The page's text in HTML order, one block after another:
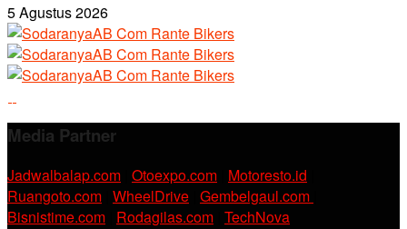
5 Agustus 2026
Media Partner
Jadwalbalap.com Otoexpo.com Motoresto.id
Ruangoto.com WheelDrive Gembelgaul.com
Bisnistime.com Rodagilas.com TechNova